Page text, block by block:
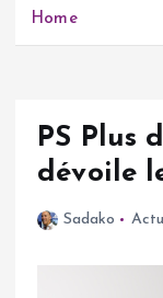
Home
PS Plus
dévoile
Sadako